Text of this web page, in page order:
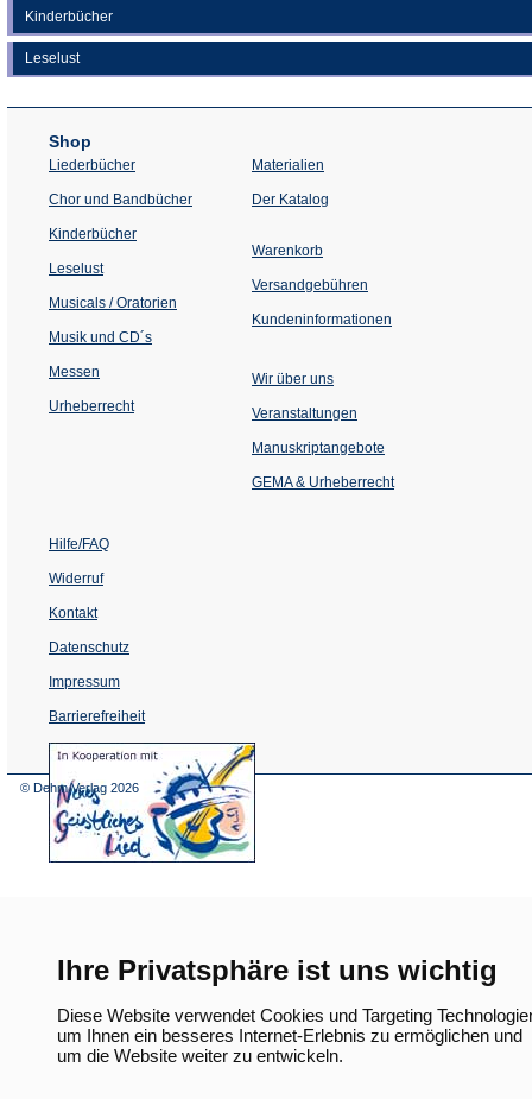
Ihre Privatsphäre ist uns wichtig
Diese Website verwendet Cookies und Targeting
um Ihnen ein besseres Internet-Erlebnis zu ermöglichen und
um die Website weiter zu entwickeln.
Kinderbücher
Leselust
Shop
Liederbücher
Chor und Bandbücher
Kinderbücher
Leselust
Musicals / Oratorien
Musik und CD´s
Messen
Urheberrecht
Materialien
Der Katalog
Warenkorb
Versandgebühren
Kundeninformationen
Wir über uns
Veranstaltungen
einem
Tab)
Manuskriptangebote
GEMA & Urheberrecht
Hilfe/FAQ
Widerruf
Kontakt
Datenschutz
Impressum
Barrierefreiheit
(Öffnet
in
© Dehm Verlag 2026